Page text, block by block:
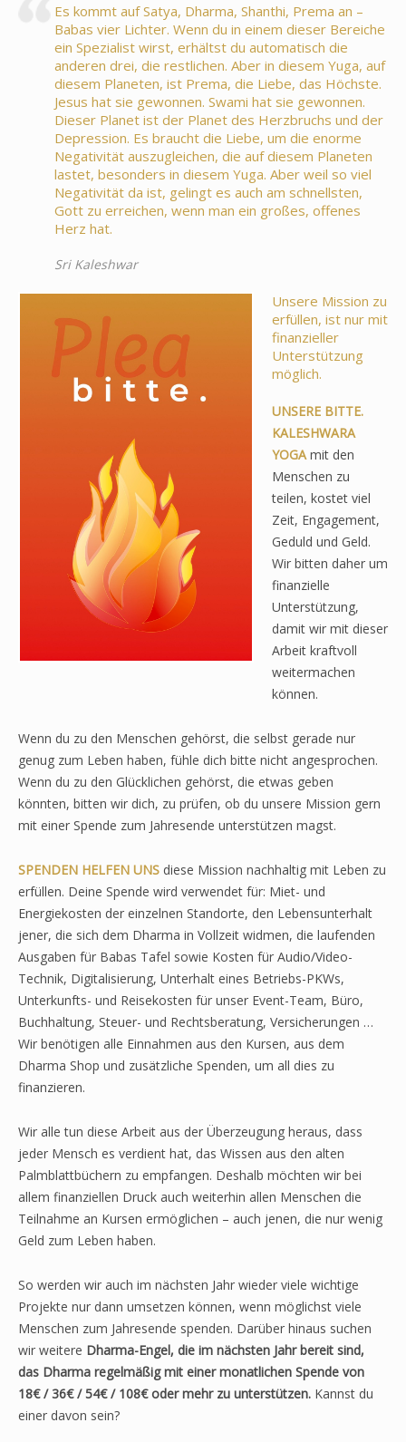
Es kommt auf Satya, Dharma, Shanthi, Prema an –
Babas vier Lichter. Wenn du in einem dieser Bereiche
ein Spezialist wirst, erhältst du automatisch die
anderen drei, die restlichen. Aber in diesem Yuga, auf
diesem Planeten, ist Prema, die Liebe, das Höchste.
Jesus hat sie gewonnen. Swami hat sie gewonnen.
Dieser Planet ist der Planet des Herzbruchs und der
Depression. Es braucht die Liebe, um die enorme
Negativität auszugleichen, die auf diesem Planeten
lastet, besonders in diesem Yuga. Aber weil so viel
Negativität da ist, gelingt es auch am schnellsten,
Gott zu erreichen, wenn man ein großes, offenes
Herz hat.
Sri Kaleshwar
Unsere Mission zu
erfüllen, ist nur mit
finanzieller
Unterstützung
möglich.
UNSERE BITTE.
KALESHWARA
YOGA mit den
Menschen zu
teilen, kostet viel
Zeit, Engagement,
Geduld und Geld.
Wir bitten daher um
finanzielle
Unterstützung,
damit wir mit dieser
Arbeit kraftvoll
weitermachen
können.
Wenn du zu den Menschen gehörst, die selbst gerade nur
genug zum Leben haben, fühle dich bitte nicht angesprochen.
Wenn du zu den Glücklichen gehörst, die etwas geben
könnten, bitten wir dich, zu prüfen, ob du unsere Mission gern
mit einer Spende zum Jahresende unterstützen magst.
SPENDEN HELFEN UNS diese Mission nachhaltig mit Leben zu
erfüllen. Deine Spende wird verwendet für: Miet- und
Energiekosten der einzelnen Standorte, den Lebensunterhalt
jener, die sich dem Dharma in Vollzeit widmen, die laufenden
Ausgaben für Babas Tafel sowie Kosten für Audio/Video-
Technik, Digitalisierung, Unterhalt eines Betriebs-PKWs,
Unterkunfts- und Reisekosten für unser Event-Team, Büro,
Buchhaltung, Steuer- und Rechtsberatung, Versicherungen …
Wir benötigen alle Einnahmen aus den Kursen, aus dem
Dharma Shop und zusätzliche Spenden, um all dies zu
finanzieren.
Wir alle tun diese Arbeit aus der Überzeugung heraus, dass
jeder Mensch es verdient hat, das Wissen aus den alten
Palmblattbüchern zu empfangen. Deshalb möchten wir bei
allem finanziellen Druck auch weiterhin allen Menschen die
Teilnahme an Kursen ermöglichen – auch jenen, die nur wenig
Geld zum Leben haben.
So werden wir auch im nächsten Jahr wieder viele wichtige
Projekte nur dann umsetzen können, wenn möglichst viele
Menschen zum Jahresende spenden. Darüber hinaus suchen
wir weitere Dharma-Engel, die im nächsten Jahr bereit sind,
das Dharma regelmäßig mit einer monatlichen Spende von
18€ / 36€ / 54€ / 108€ oder mehr zu unterstützen. Kannst du
einer davon sein?